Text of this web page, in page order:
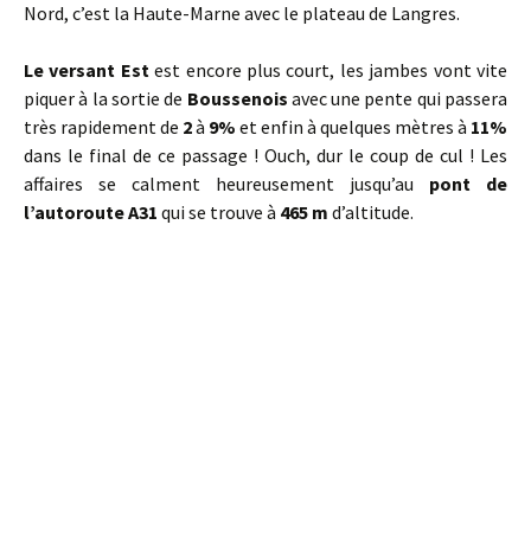
Nord, c’est la Haute-Marne avec le plateau de Langres.
Le versant Estest encore plus court, les jambes vont vite
piquer à la sortie de Boussenois avec une pente qui passera
très rapidement de 2à 9% et enfin à quelques mètres à 11%
dans le final de ce passage ! Ouch, dur le coup de cul ! Les
affaires se calment heureusement jusqu’au pont de
l’autoroute A31 qui se trouve à 465 m d’altitude.